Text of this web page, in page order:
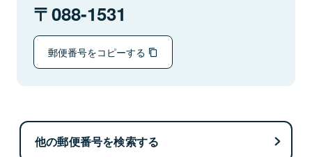
088-1531
郵便番号をコピーする
他の郵便番号を検索する